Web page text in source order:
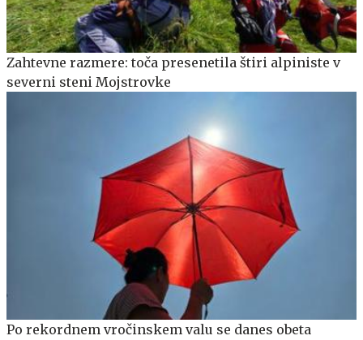
Zahtevne razmere: toča presenetila štiri alpiniste v
severni steni Mojstrovke
Po rekordnem vročinskem valu se danes obeta